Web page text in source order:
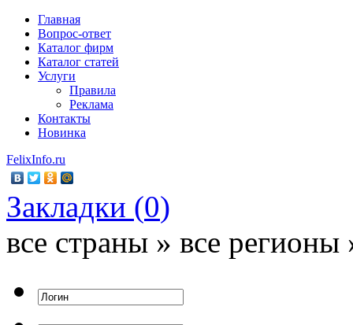
Главная
Вопрос-ответ
Каталог фирм
Каталог статей
Услуги
Правила
Реклама
Контакты
Новинка
FelixInfo.ru
Закладки (0)
все страны » все регионы